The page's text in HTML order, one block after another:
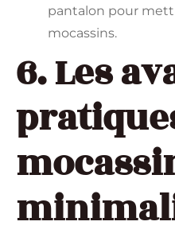
pantalon pour
mocassins.
6. Les